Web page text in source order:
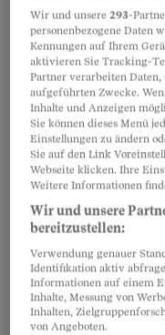
Nachrichtendienst des
«Nicht KI sollte
wer vom
Visier
Der
mit künstlicher
KI-Experte Reto
Peter Johannes Meier
Trend mit Risiken
Wenn der CEO
KI-Klon ist
Wir und unsere293-
personenbezogene Daten
Kennungen auf Ihrem
aktivieren Sie Tracking-
Partner verarbeiten
aufgeführten Zwecke.
Inhalte und Anzeigen
Sie können dieses Menü
Einstellungen zu ändern
Sie auf den Link
Webseite klicken. Ihre
Weitere Informationen
Wir und unsere
bereitzustellen:
Verwendung genauer
Identifikation aktiv
Informationen auf einem
Inhalte, Messung von
Inhalten,
von Angeboten.